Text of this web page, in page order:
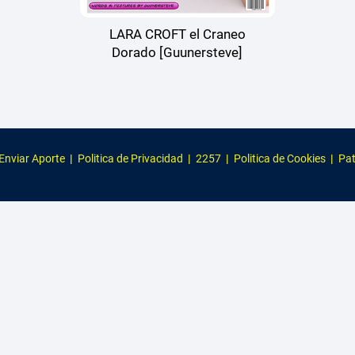
LARA CROFT el Craneo
Dorado [Guunersteve]
Enviar Aporte | Politica de Privacidad | 2257 | Politica de Cookies |